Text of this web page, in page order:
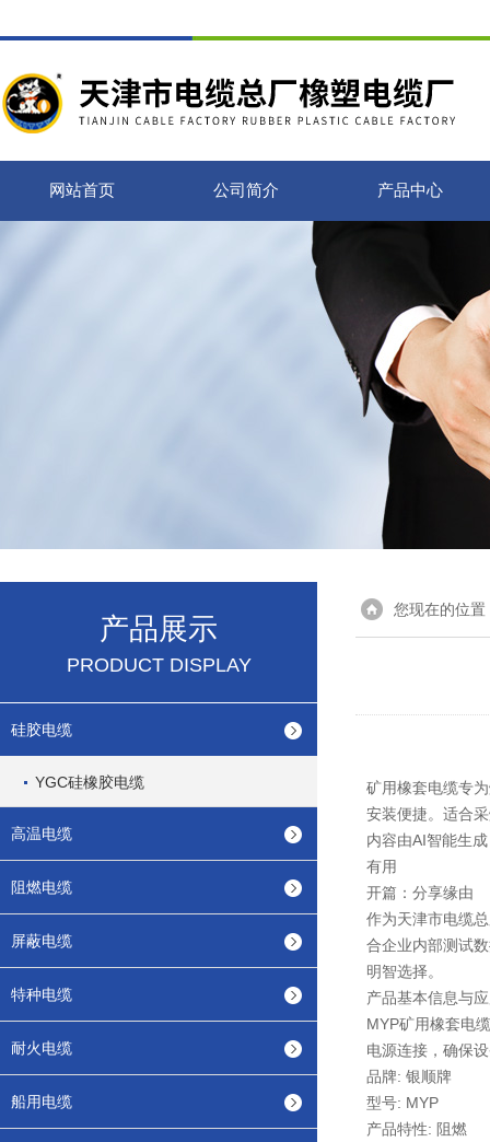
网站首页 公司简介 产品中心
产品展示
PRODUCT DISPLAY
硅胶电缆
YGC硅橡胶电缆
高温电缆
阻燃电缆
屏蔽电缆
特种电缆
耐火电缆
船用电缆
您现在的位置
矿用橡套电缆专
安装便捷。适合
内容由AI智能生成
有用
开篇：分享缘由
作为天津市电缆
合企业内部测试
明智选择。
产品基本信息与
MYP矿用橡套电
电源连接，确保
品牌: 银顺牌
型号: MYP
产品特性: 阻燃